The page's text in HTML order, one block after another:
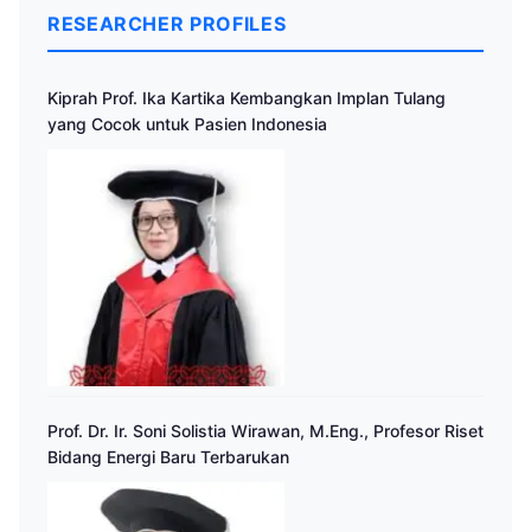
RESEARCHER PROFILES
Kiprah Prof. Ika Kartika Kembangkan Implan Tulang
yang Cocok untuk Pasien Indonesia
Prof. Dr. Ir. Soni Solistia Wirawan, M.Eng., Profesor Riset
Bidang Energi Baru Terbarukan